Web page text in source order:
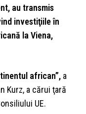
au transmis
investiţiile în
la Viena,
african”, a
Kurz, a cărui ţară
UE.